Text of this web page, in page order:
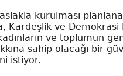
kurulması
Kardeşlik ve
ve toplumun
sahip olacağı bir
istiyor.